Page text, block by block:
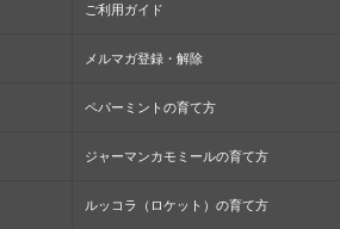
ご利用ガイド
メルマガ登録・解除
ペパーミントの育て方
ジャーマンカモミールの育て方
ルッコラ（ロケット）の育て方